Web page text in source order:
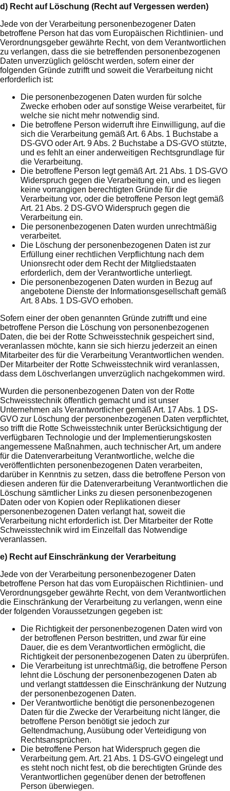
d) Recht auf Löschung (Recht auf Vergessen werden)
Jede von der Verarbeitung personenbezogener Daten
betroffene Person hat das vom Europäischen Richtlinien- und
Verordnungsgeber gewährte Recht, von dem Verantwortlichen
zu verlangen, dass die sie betreffenden personenbezogenen
Daten unverzüglich gelöscht werden, sofern einer der
folgenden Gründe zutrifft und soweit die Verarbeitung nicht
erforderlich ist:
Die personenbezogenen Daten wurden für solche
Zwecke erhoben oder auf sonstige Weise verarbeitet, für
welche sie nicht mehr notwendig sind.
Die betroffene Person widerruft ihre Einwilligung, auf die
sich die Verarbeitung gemäß Art. 6 Abs. 1 Buchstabe a
DS-GVO oder Art. 9 Abs. 2 Buchstabe a DS-GVO stützte,
und es fehlt an einer anderweitigen Rechtsgrundlage für
die Verarbeitung.
Die betroffene Person legt gemäß Art. 21 Abs. 1 DS-GVO
Widerspruch gegen die Verarbeitung ein, und es liegen
keine vorrangigen berechtigten Gründe für die
Verarbeitung vor, oder die betroffene Person legt gemäß
Art. 21 Abs. 2 DS-GVO Widerspruch gegen die
Verarbeitung ein.
Die personenbezogenen Daten wurden unrechtmäßig
verarbeitet.
Die Löschung der personenbezogenen Daten ist zur
Erfüllung einer rechtlichen Verpflichtung nach dem
Unionsrecht oder dem Recht der Mitgliedstaaten
erforderlich, dem der Verantwortliche unterliegt.
Die personenbezogenen Daten wurden in Bezug auf
angebotene Dienste der Informationsgesellschaft gemäß
Art. 8 Abs. 1 DS-GVO erhoben.
Sofern einer der oben genannten Gründe zutrifft und eine
betroffene Person die Löschung von personenbezogenen
Daten, die bei der Rotte Schweisstechnik gespeichert sind,
veranlassen möchte, kann sie sich hierzu jederzeit an einen
Mitarbeiter des für die Verarbeitung Verantwortlichen wenden.
Der Mitarbeiter der Rotte Schweisstechnik wird veranlassen,
dass dem Löschverlangen unverzüglich nachgekommen wird.
Wurden die personenbezogenen Daten von der Rotte
Schweisstechnik öffentlich gemacht und ist unser
Unternehmen als Verantwortlicher gemäß Art. 17 Abs. 1 DS-
GVO zur Löschung der personenbezogenen Daten verpflichtet,
so trifft die Rotte Schweisstechnik unter Berücksichtigung der
verfügbaren Technologie und der Implementierungskosten
angemessene Maßnahmen, auch technischer Art, um andere
für die Datenverarbeitung Verantwortliche, welche die
veröffentlichten personenbezogenen Daten verarbeiten,
darüber in Kenntnis zu setzen, dass die betroffene Person von
diesen anderen für die Datenverarbeitung Verantwortlichen die
Löschung sämtlicher Links zu diesen personenbezogenen
Daten oder von Kopien oder Replikationen dieser
personenbezogenen Daten verlangt hat, soweit die
Verarbeitung nicht erforderlich ist. Der Mitarbeiter der Rotte
Schweisstechnik wird im Einzelfall das Notwendige
veranlassen.
e) Recht auf Einschränkung der Verarbeitung
Jede von der Verarbeitung personenbezogener Daten
betroffene Person hat das vom Europäischen Richtlinien- und
Verordnungsgeber gewährte Recht, von dem Verantwortlichen
die Einschränkung der Verarbeitung zu verlangen, wenn eine
der folgenden Voraussetzungen gegeben ist:
Die Richtigkeit der personenbezogenen Daten wird von
der betroffenen Person bestritten, und zwar für eine
Dauer, die es dem Verantwortlichen ermöglicht, die
Richtigkeit der personenbezogenen Daten zu überprüfen.
Die Verarbeitung ist unrechtmäßig, die betroffene Person
lehnt die Löschung der personenbezogenen Daten ab
und verlangt stattdessen die Einschränkung der Nutzung
der personenbezogenen Daten.
Der Verantwortliche benötigt die personenbezogenen
Daten für die Zwecke der Verarbeitung nicht länger, die
betroffene Person benötigt sie jedoch zur
Geltendmachung, Ausübung oder Verteidigung von
Rechtsansprüchen.
Die betroffene Person hat Widerspruch gegen die
Verarbeitung gem. Art. 21 Abs. 1 DS-GVO eingelegt und
es steht noch nicht fest, ob die berechtigten Gründe des
Verantwortlichen gegenüber denen der betroffenen
Person überwiegen.